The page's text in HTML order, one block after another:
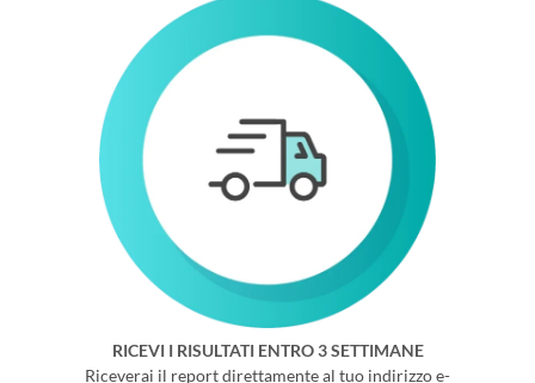
RICEVI I RISULTATI ENTRO 3 SETTIMANE
Riceverai il report direttamente al tuo indirizzo e-